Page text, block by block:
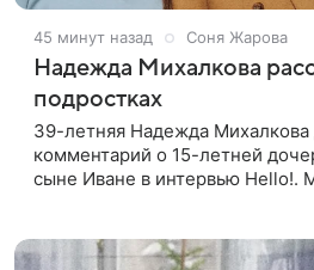
45 минут назад Соня Жарова
Надежда Михалкова
подростках
39-летняя Надежда Михалкова
комментарий о 15-летней
сыне Иване в интервью Hello!.